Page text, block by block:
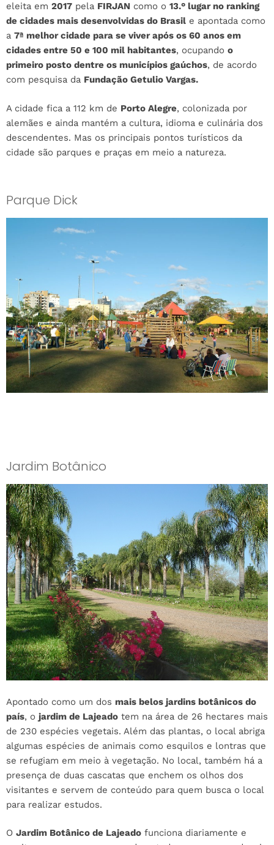
eleita em 2017 pela FIRJAN como o 13.° lugar no ranking
de cidades mais desenvolvidas do Brasil e apontada como
a 7ª melhor cidade para se viver após os 60 anos em
cidades entre 50 e 100 mil habitantes, ocupando o
primeiro posto dentre os municípios gaúchos, de acordo
com pesquisa da Fundação Getulio Vargas.
A cidade fica a 112 km de Porto Alegre, colonizada por
alemães e ainda mantém a cultura, idioma e culinária dos
descendentes. Mas os principais pontos turísticos da
cidade são parques e praças em meio a natureza.
Parque Dick
Jardim Botânico
Apontado como um dos mais belos jardins botânicos do
país, o jardim de Lajeado tem na área de 26 hectares mais
de 230 espécies vegetais. Além das plantas, o local abriga
algumas espécies de animais como esquilos e lontras que
se refugiam em meio à vegetação. No local, também há a
presença de duas cascatas que enchem os olhos dos
visitantes e servem de conteúdo para quem busca o local
para realizar estudos.
O Jardim Botânico de Lajeado funciona diariamente e